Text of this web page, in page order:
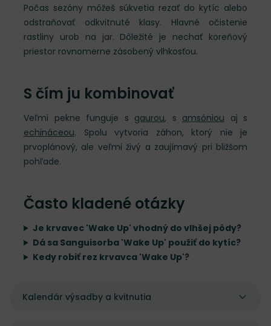
Počas sezóny môžeš súkvetia rezať do kytíc alebo
odstraňovať odkvitnuté klasy. Hlavné očistenie
rastliny urob na jar. Dôležité je nechať koreňový
priestor rovnomerne zásobený vlhkosťou.
S čím ju kombinovať
Veľmi pekne funguje s gaurou, s amsóniou aj s
echináceou. Spolu vytvoria záhon, ktorý nie je
prvoplánový, ale veľmi živý a zaujímavý pri bližšom
pohľade.
Často kladené otázky
Je krvavec 'Wake Up' vhodný do vlhšej pôdy?
Dá sa Sanguisorba 'Wake Up' použiť do kytíc?
Kedy robiť rez krvavca 'Wake Up'?
Kalendár výsadby a kvitnutia